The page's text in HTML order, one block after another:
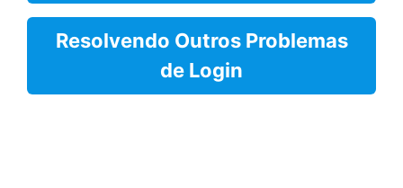
Resolvendo Outros Problemas
de Login